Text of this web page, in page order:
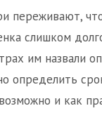
переживают,
слишком
им назвали
определить
и как